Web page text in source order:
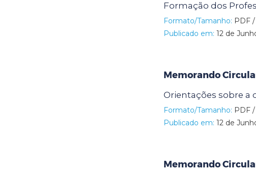
Formação dos
Formato/Tamanho: PDF /
Publicado em: 12 de
Memorando
Orientações sobre a
Formato/Tamanho: PDF
Publicado em: 12 de
Memorando